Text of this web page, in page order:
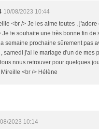
10/08/2023 10:44
<br /> Je les aime toutes , j'adore
Je te souhaite une très bonne fin de
semaine prochaine sûrement pas
samedi j'ai le mariage d'un de mes
nous retrouver pour quelques
<br /> Hélène
2023 10:14